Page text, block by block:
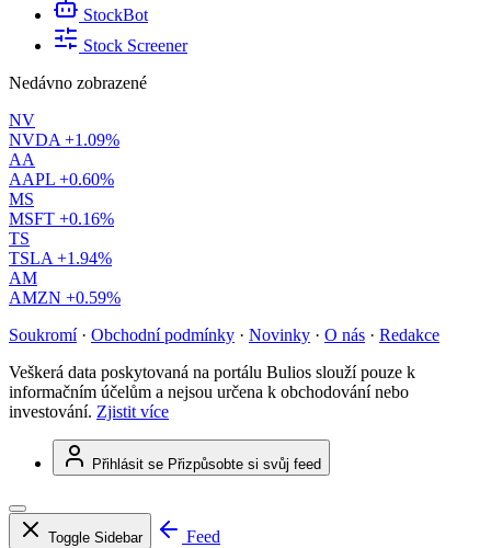
StockBot
Stock Screener
Nedávno zobrazené
NV
NVDA +1.09%
AA
AAPL +0.60%
MS
MSFT +0.16%
TS
TSLA +1.94%
AM
AMZN +0.59%
Soukromí · Obchodní podmínky · Novinky · O nás · Redakce
Veškerá data poskytovaná na portálu Bulios slouží pouze k
informačním účelům a nejsou určena k obchodování nebo
investování. Zjistit více
Přihlásit se Přizpůsobte si svůj feed
Toggle Sidebar
Feed